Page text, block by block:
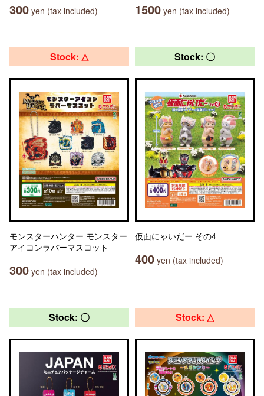
300 yen (tax included) 1500 yen (tax included)
Stock: △
モンスターハンター モンスター
アイコンラバーマスコット
300 yen (tax included)
Stock: 〇
仮面にゃいだー その4
400 yen (tax included)
Stock: 〇 Stock: △